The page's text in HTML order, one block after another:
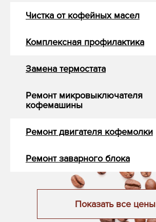
Чистка от кофейных масел
Комплексная профилактика
Замена термостата
Ремонт микровыключателя
кофемашины
Ремонт двигателя кофемолки
Ремонт заварного блока
Показать все цены